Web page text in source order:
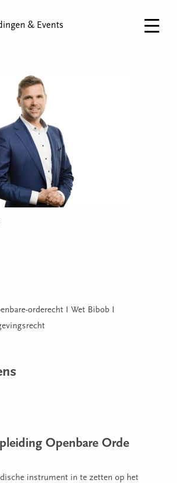
& Events
orderecht I Wet Bibob I
Openbare Orde
instrument in te zetten op het